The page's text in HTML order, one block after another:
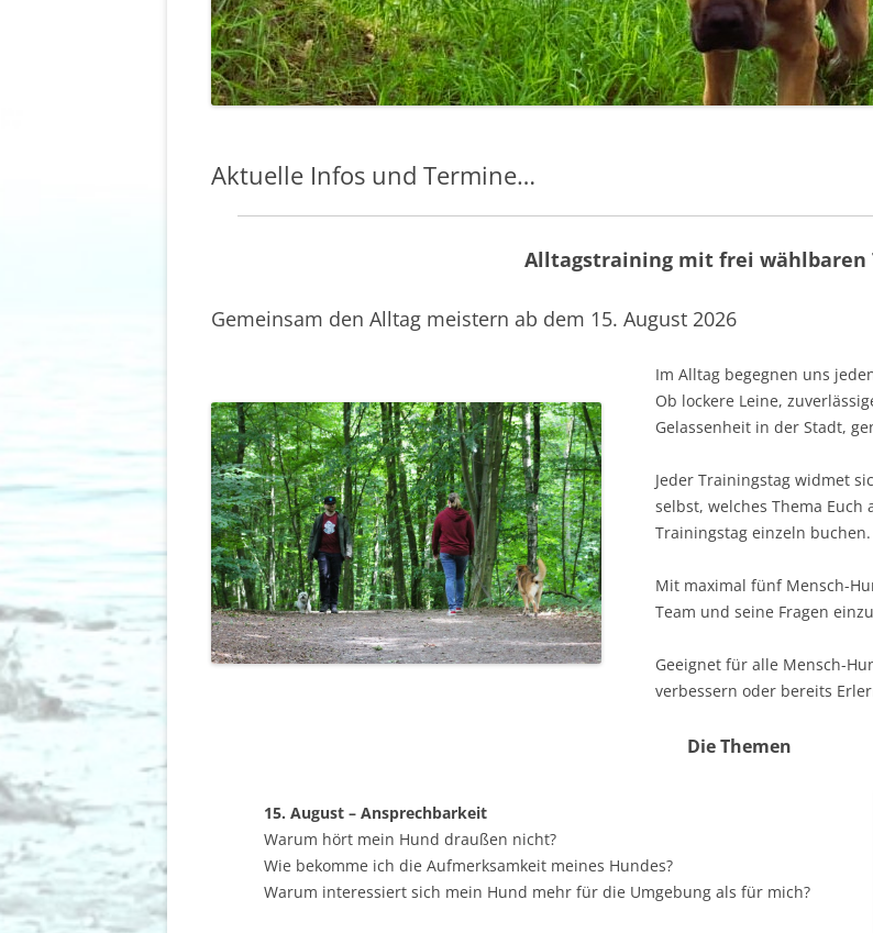
Aktuelle Infos und Termine…
Alltagstraining mit frei wählbaren
Gemeinsam den Alltag meistern ab dem 15. August 2026
Im Alltag begegnen uns
Ob lockere Leine,
Gelassenheit in der Stadt,
Jeder Trainingstag widmet
selbst, welches Thema
Trainingstag einzeln buchen.
Mit maximal fünf Mensch-
Team und seine Fragen
Geeignet für alle Mensch-
verbessern oder bereits
Die Themen
15. August – Ansprechbarkeit
Warum hört mein Hund draußen nicht?
Wie bekomme ich die Aufmerksamkeit meines Hundes?
Warum interessiert sich mein Hund mehr für die Umgebung als für mich?